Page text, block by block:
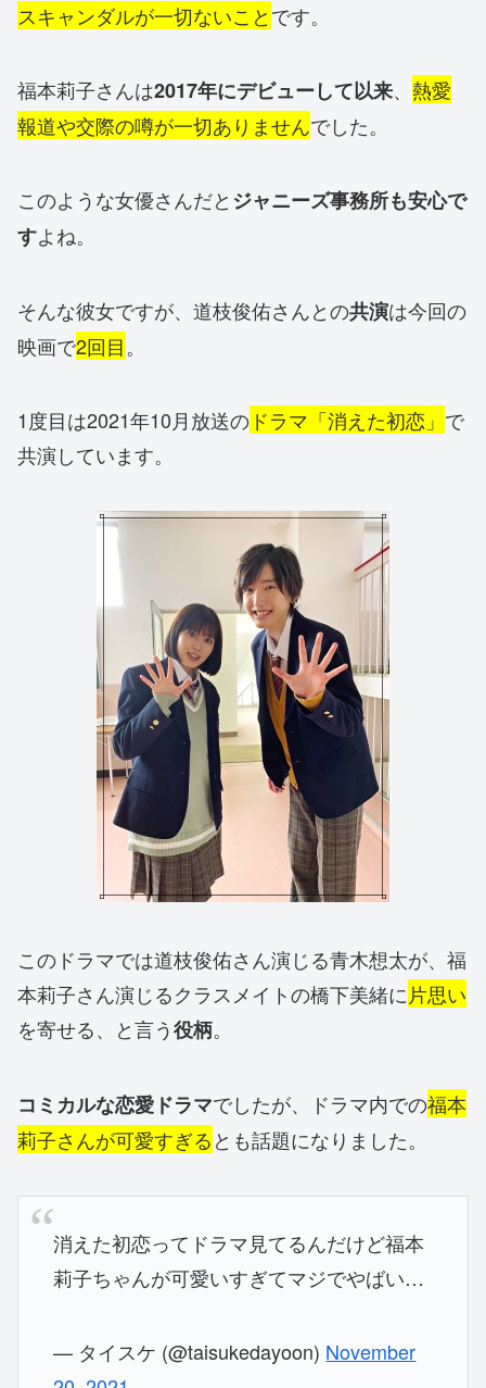
スキャンダルが一切ないことです。
福本莉子さんは2017年にデビューして以来、 熱愛
報道や交際の噂が一切ありませんでした。
このような女優さんだと ジャニーズ事務所も安心で
すよね。
そんな彼女ですが、道枝俊佑さんとの共演は今回の
映画で2回目。
1度目は2021年10月放送の ドラマ「消えた初恋」 で
共演しています。
このドラマでは道枝俊佑さん演じる青木想太が、福
本莉子さん演じるクラスメイトの橋下美緒に片思い
を寄せる、と言う役柄。
コミカルな恋愛ドラマでしたが、ドラマ内での福本
莉子さんが可愛すぎるとも話題になりました。
消えた初恋ってドラマ見てるんだけど福本
莉子ちゃんが可愛いすぎてマジでやばい…
— タイスケ (@taisukedayoon) November